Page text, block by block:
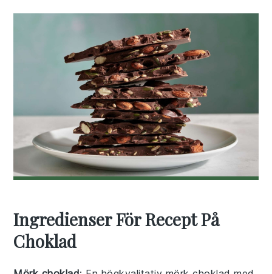
Ingredienser För Recept På
Choklad